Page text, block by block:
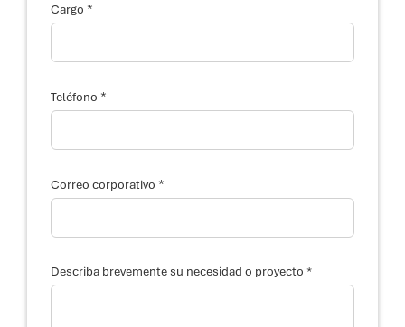
Cargo *
Teléfono *
Correo corporativo *
*
p
Describa brevemente su necesidad o proyecto *